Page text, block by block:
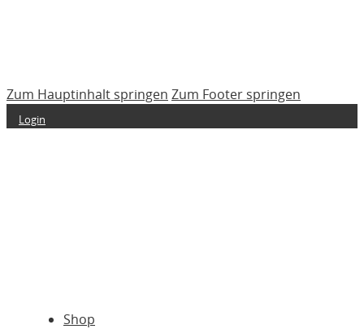
Zum Hauptinhalt springen Zum Footer springen
Login
Shop